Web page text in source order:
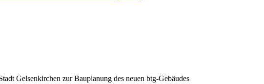
Gelsenkirchen zur Bauplanung des neuen btg-Gebäudes